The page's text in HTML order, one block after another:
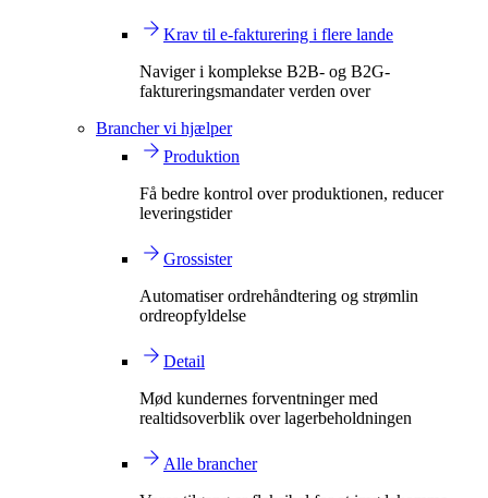
Krav til e-fakturering i flere lande
Naviger i komplekse B2B- og B2G-
faktureringsmandater verden over
Brancher vi hjælper
Produktion
Få bedre kontrol over produktionen, reducer
leveringstider
Grossister
Automatiser ordrehåndtering og strømlin
ordreopfyldelse
Detail
Mød kundernes forventninger med
realtidsoverblik over lagerbeholdningen
Alle brancher